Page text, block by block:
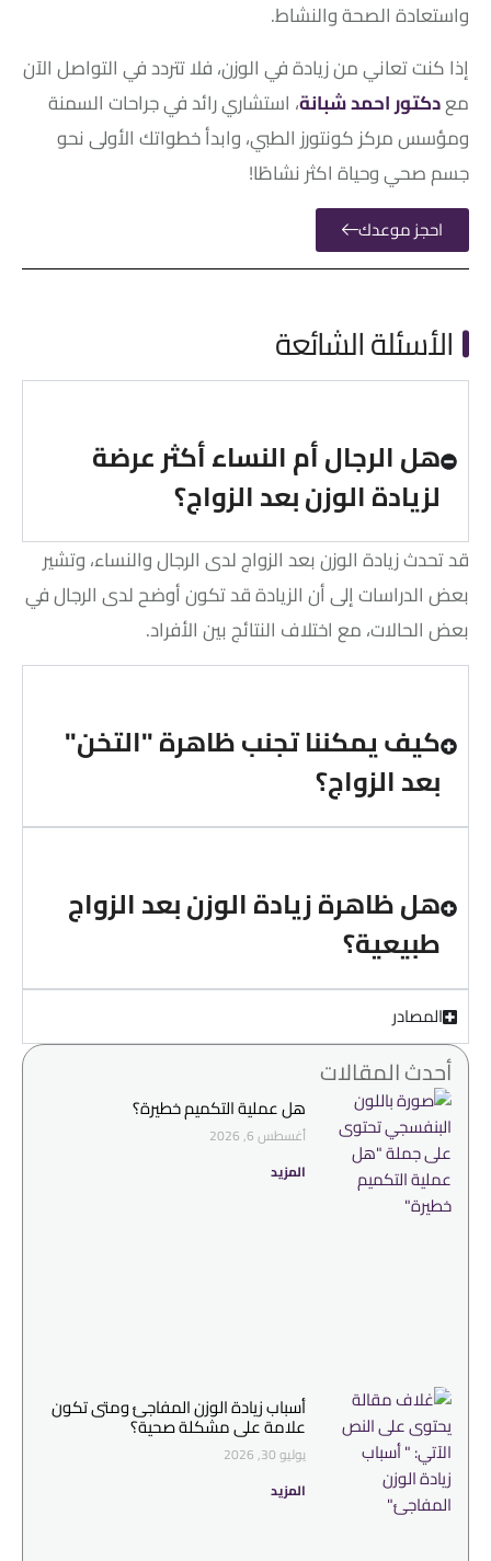
واستعادة الصحة والنشاط.
إذا كنت تعاني من زيادة في الوزن، فلا تتردد في التواصل الآن
معدكتور احمد شبانة، استشاري رائد في جراحات السمنة
ومؤسس مركز كونتورز الطبي، وابدأ خطواتك الأولى نحو
جسم صحي وحياة اكثر نشاطًا!
احجز موعدك
الأسئلة الشائعة
هل الرجال أم النساء أكثر عرضة
لزيادة الوزن بعد الزواج؟
قد تحدث زيادة الوزن بعد الزواج لدى الرجال والنساء، وتشير
بعض الدراسات إلى أن الزيادة قد تكون أوضح لدى الرجال في
بعض الحالات، مع اختلاف النتائج بين الأفراد.
كيف يمكننا تجنب ظاهرة "التخن"
بعد الزواج؟
هل ظاهرة زيادة الوزن بعد الزواج
طبيعية؟
المصادر
أحدث المقالات
هل عملية التكميم خطيرة؟
أغسطس 6, 2026
المزيد
أسباب زيادة الوزن المفاجئ ومتى تكون
علامة على مشكلة صحية؟
يوليو 30, 2026
المزيد